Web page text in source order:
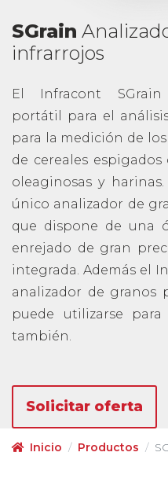
SGrain
infrarrojos
El Infracont
portátil para el
para la medición de
de cereales
oleaginosas y
único analizador de
que dispone de una
enrejado de gran
integrada. Además el
analizador de
puede utilizarse
también.
Solicitar oferta
Inicio Productos